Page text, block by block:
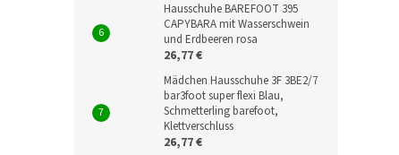
Hausschuhe BAREFOOT 395
CAPYBARA mit Wasserschwein
und Erdbeeren rosa
26,77 €
Mädchen Hausschuhe 3F 3BE2/7
bar3foot super flexi Blau,
Schmetterling barefoot,
Klettverschluss
26,77 €